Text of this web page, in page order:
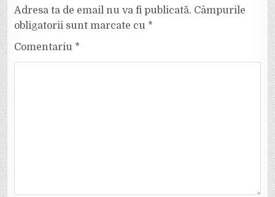
Adresa ta de email nu va fi publicată. Câmpurile
obligatorii sunt marcate cu *
Comentariu *